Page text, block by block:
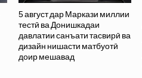
5 август дар Маркази миллии
тестӣ ва Донишкадаи
давлатии санъати тасвирӣ ва
дизайн нишасти матбуотӣ
доир мешавад